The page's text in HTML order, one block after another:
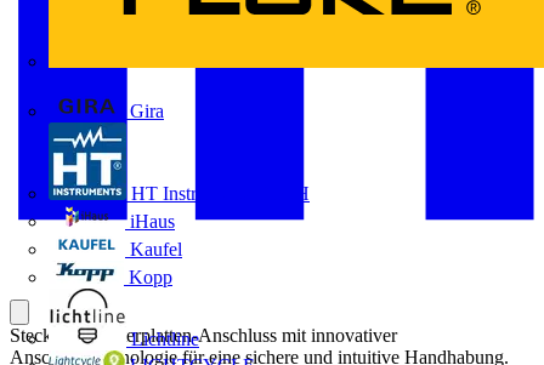
Gira
HT Instruments GmbH
iHaus
Kaufel
Kopp
Lichtline
Steckbarer Leiterplatten-Anschluss mit innovativer
Anschlusstechnologie für eine sichere und intuitive Handhabung.